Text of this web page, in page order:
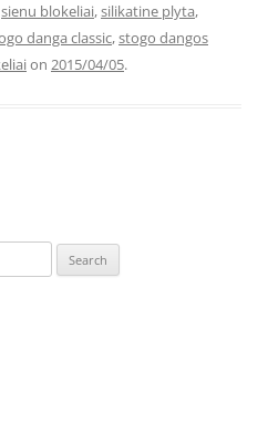
sienu blokeliai,silikatine plyta,
danga classic,stogo dangos
on 2015/04/05.